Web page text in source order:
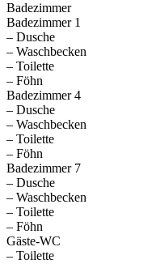
Badezimmer
Badezimmer 1
– Dusche
– Waschbecken
– Toilette
– Föhn
Badezimmer 4
– Dusche
– Waschbecken
– Toilette
– Föhn
Badezimmer 7
– Dusche
– Waschbecken
– Toilette
– Föhn
Gäste-WC
– Toilette